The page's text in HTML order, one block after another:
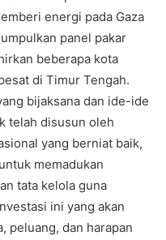
energi pada Gaza
panel pakar
beberapa kota
di Timur Tengah.
bijaksana dan ide-ide
telah disusun oleh
yang berniat baik,
memadukan
tata kelola guna
ini yang akan
peluang, dan harapan